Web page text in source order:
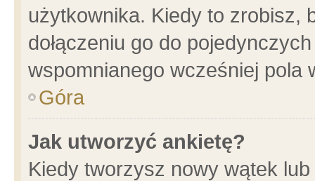
użytkownika. Kiedy to zrobisz,
dołączeniu go do
wspomnianego wcześniej pola
Góra
Jak utworzyć ankietę?
Kiedy tworzysz nowy wątek